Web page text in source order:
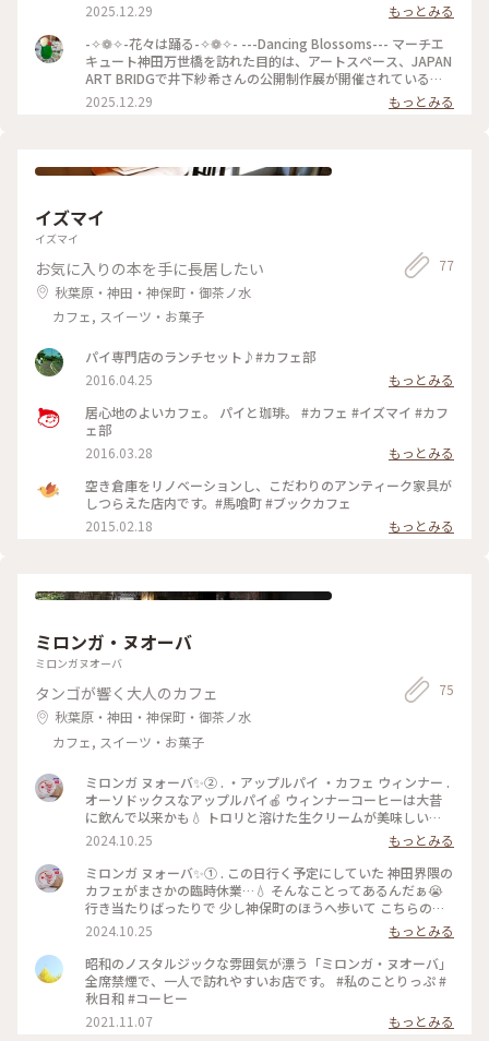
旧万世橋駅の開業時に作られたホーム部分を展望デッキとして
再生した【2013プラットフォーム】や1912(明治45)年の駅開
業時に造られた階段【1912階段】や1935(昭和10)年に設置さ
れた階段【1935階段】など、旧駅の歴史を感じるスポット
や、様々なアート作品の展示、販売をしているJAPAN ART
BRIDGEなど、見どころたくさんです。 電車の通過を間近に見
られるレストランやお洒落なカフェも利用したいです(^^) #万
2025.12.29
もっとみる
-✧❁✧-花々は踊る-✧❁✧- ---Dancing Blossoms--- マーチエ
キュート神田万世橋を訪れた目的は、アートスペース、JAPAN
ART BRIDGで井下紗希さんの公開制作展が開催されているか
らです(^^) 井下さんの描く美しく迫力のある花の絵が大好きな
ので、間近に観ることができて、嬉しいです♡ #アート#花#万
2025.12.29 もっとみる
イズマイ
イズマイ
お気に入りの本を手に長居したい
秋葉原・神田・神保町・御茶ノ水
カフェ, スイーツ・お菓子
77
パイ専門店のランチセット♪#カフェ部
2016.04.25
もっとみる
居心地のよいカフェ。 パイと珈琲。 #カフェ #イズマイ #カフ
ェ部
2016.03.28
もっとみる
空き倉庫をリノベーションし、こだわりのアンティーク家具が
しつらえた店内です。#馬喰町 #ブックカフェ
2015.02.18
もっとみる
ミロンガ・ヌオーバ
ミロンガヌオーバ
タンゴが響く大人のカフェ
秋葉原・神田・神保町・御茶ノ水
カフェ, スイーツ・お菓子
75
ミロンガ ヌォーバ✨② . ・アップルパイ ・カフェ ウィンナー .
オーソドックスなアップルパイ🍎 ウィンナーコーヒーは大昔
に飲んで以来かも💧 トロリと溶けた生クリームが美味しい😋 .
BGMはアルゼンチンタンゴ🇦🇷♬ 思いの外、耳に心地良く ゆ
っくりまったりできました🥰 お気に入りのカフェが また増え
て嬉しいです💓 . . #ミロンガヌォーバ #milonganueva #アッ
プルパイ #カフェウィンナー #マッチ箱コレクション #アルゼ
ンチンタンゴ #神保町カフェ #カフェ巡り
2024.10.25
もっとみる
ミロンガ ヌォーバ✨① . この日行く予定にしていた 神田界隈の
カフェがまさかの臨時休業…💧 そんなことってあるんだぁ😭
行き当たりばったりで 少し神保町のほうへ歩いて こちらのカ
フェに来ました☕️ とても雰囲気が良かったので 結果オーライ
👏 . 神保町で人気の昭和レトロ喫茶のひとつ 『ミロンガ ヌォ
ーバ』 . 昨年移転したそうなのですが なるべく移転前の物を持
ってきたらしく そのため移転したとは思えない、 今までここ
にずっとあるかのような店内💕 . 壁際にはマッチ箱のコレクシ
ョンがずら〜り✨ マッチ箱はありますが禁煙ですので ご安心
くださいね🚭🤭 . . #ミロンガヌォーバ #milonganueva #マッ
2024.10.25
もっとみる
昭和のノスタルジックな雰囲気が漂う「ミロンガ・ヌオーバ」
全席禁煙で、一人で訪れやすいお店です。 #私のことりっぷ #
秋日和 #コーヒー
2021.11.07
もっとみる